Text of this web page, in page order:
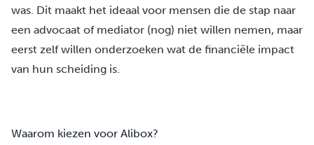
was. Dit maakt het ideaal voor mensen die de stap naar
een advocaat of mediator (nog) niet willen nemen, maar
eerst zelf willen onderzoeken wat de financiële impact
van hun scheiding is.
Waarom kiezen voor Alibox?